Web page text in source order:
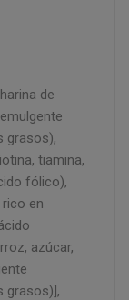
de
grasos),
tiamina,
fólico),
en
azúcar,
grasos)],